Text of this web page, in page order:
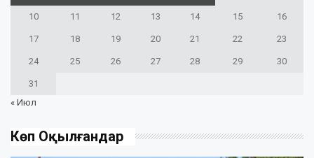
10 11 12 13 14 15 16
17 18 19 20 21 22 23
24 25 26 27 28 29 30
31
« Июл
Көп Оқылғандар